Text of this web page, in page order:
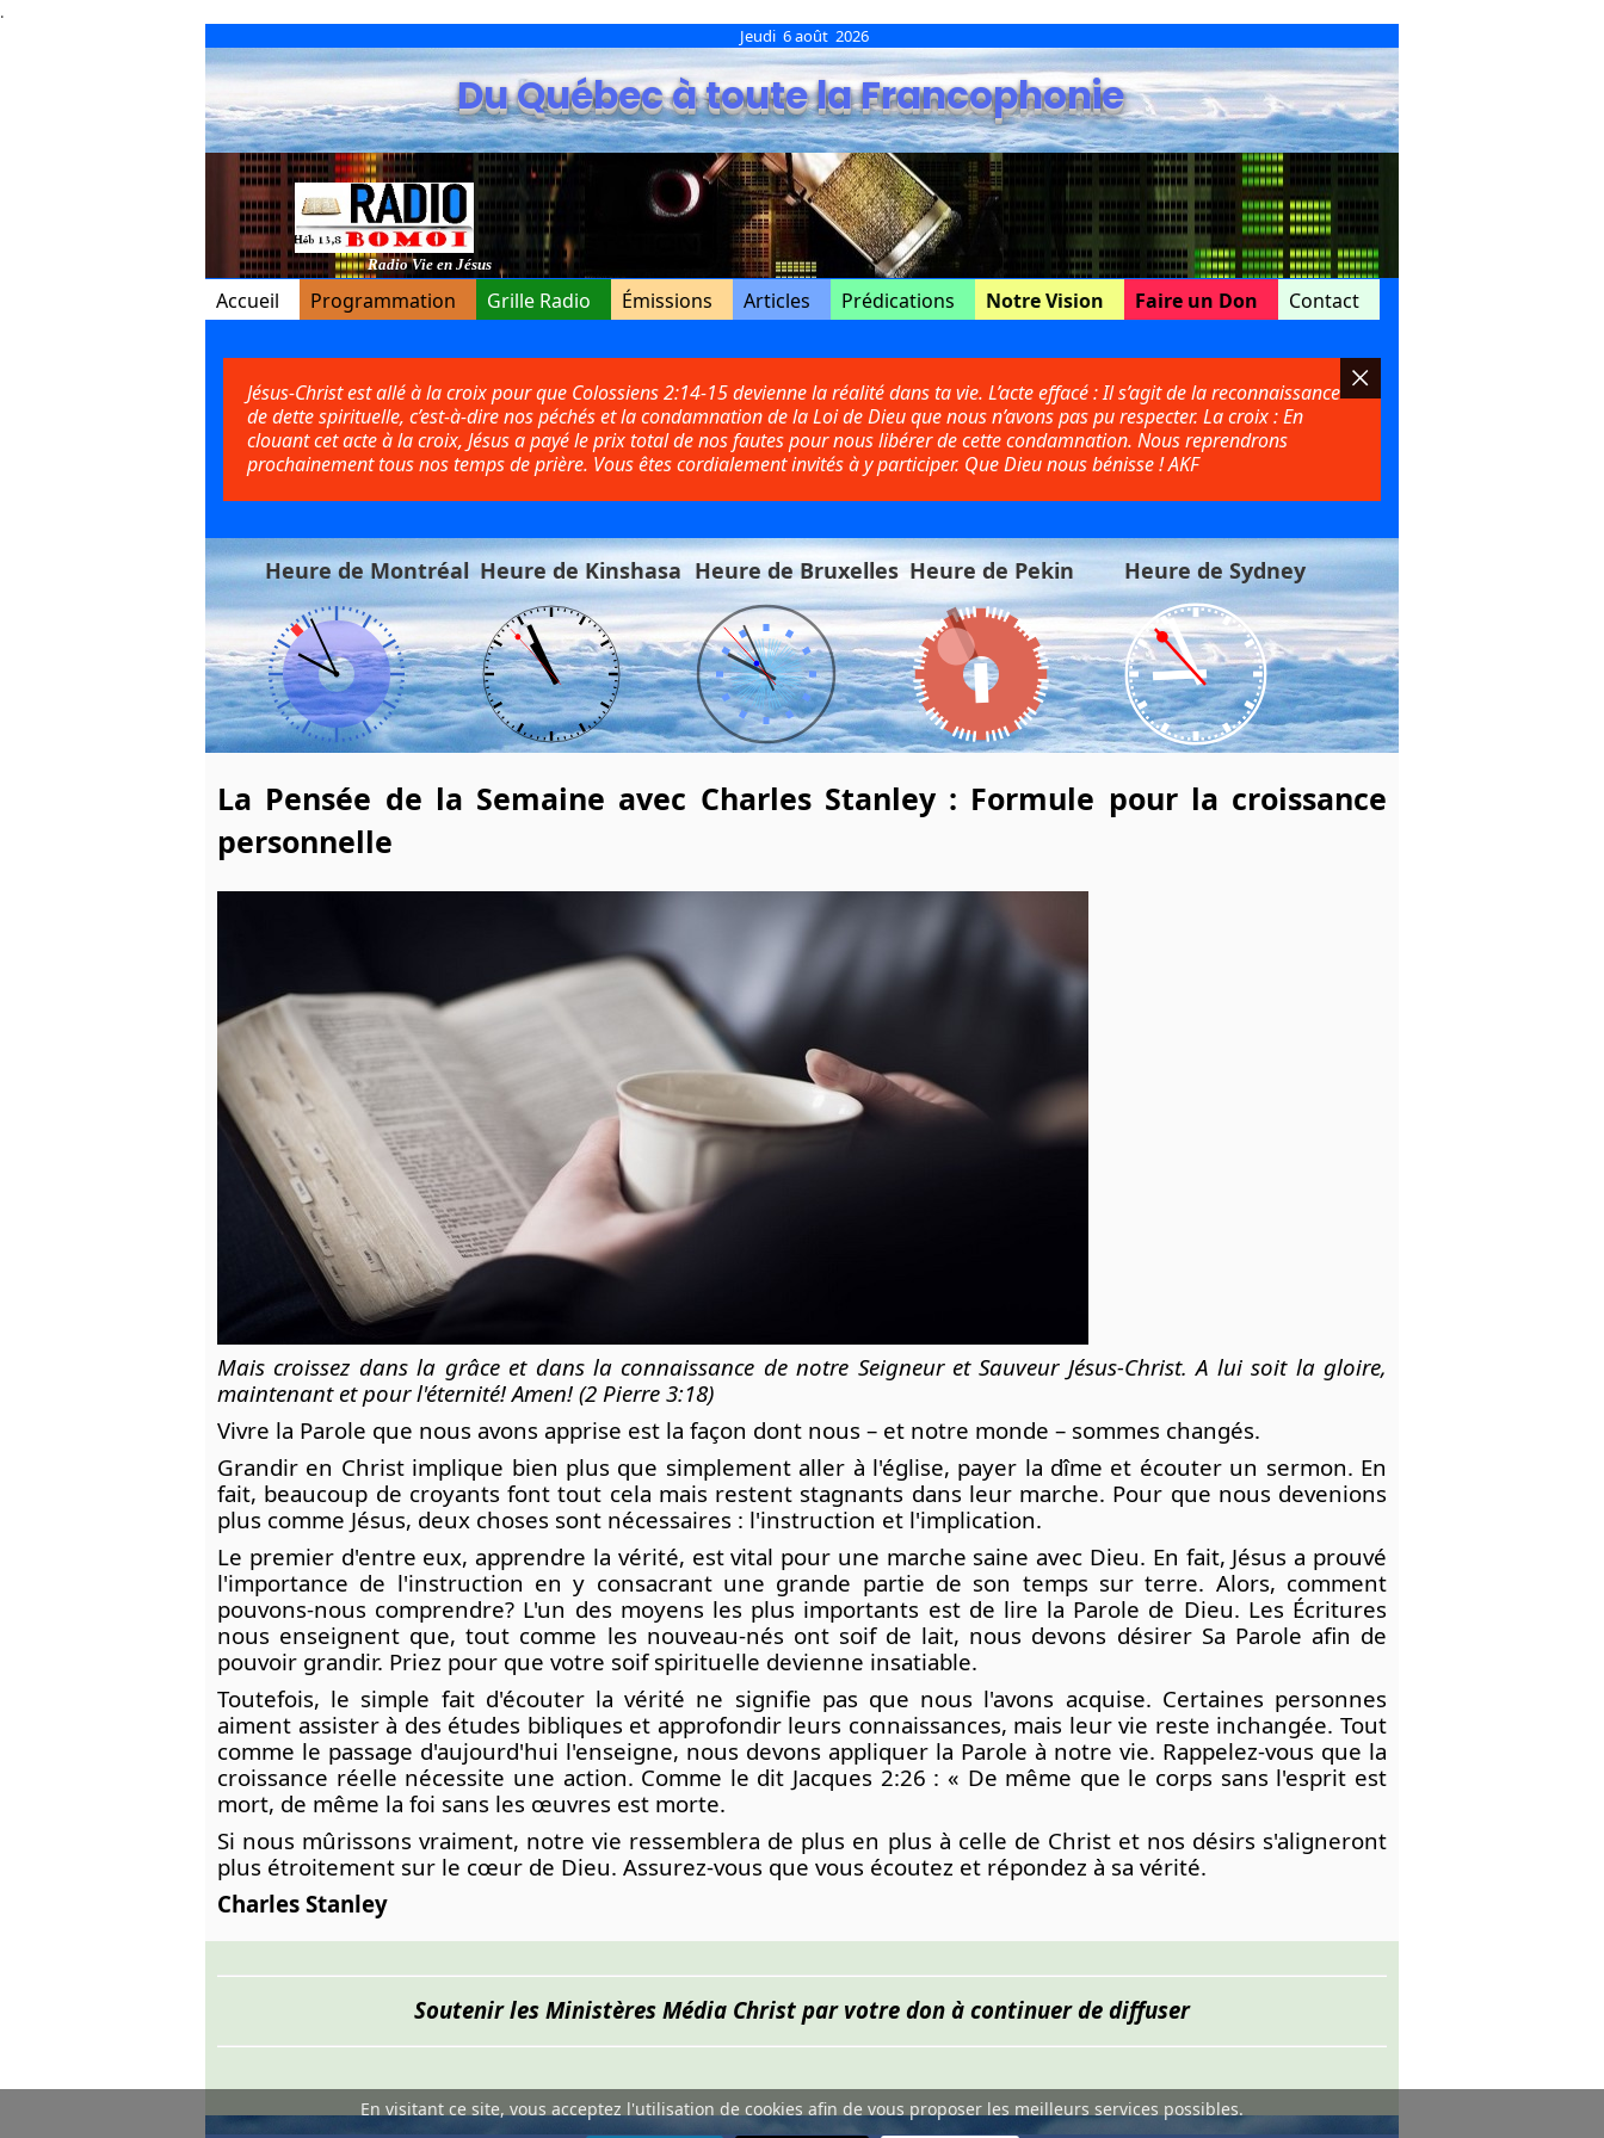
.
Jeudi 6 août 2026
Du Québec à toute la Francophonie
Radio Vie en Jésus
Accueil Programmation Grille Radio Émissions Articles Prédications Notre Vision Faire un Don Contact
Jésus-Christ est allé à la croix pour que Colossiens 2:14-15 devienne la réalité dans ta vie. L’acte effacé : Il s’agit de la reconnaissance
de dette spirituelle, c’est-à-dire nos péchés et la condamnation de la Loi de Dieu que nous n’avons pas pu respecter. La croix : En
clouant cet acte à la croix, Jésus a payé le prix total de nos fautes pour nous libérer de cette condamnation. Nous reprendrons
prochainement tous nos temps de prière. Vous êtes cordialement invités à y participer. Que Dieu nous bénisse ! AKF
Heure de Montréal Heure de Kinshasa Heure de Bruxelles Heure de Pekin Heure de Sydney
La Pensée de la Semaine avec Charles Stanley : Formule pour la croissance
personnelle
Mais croissez dans la grâce et dans la connaissance de notre Seigneur et Sauveur Jésus-Christ. A lui soit la gloire,
maintenant et pour l'éternité! Amen! (2 Pierre 3:18)
Vivre la Parole que nous avons apprise est la façon dont nous – et notre monde – sommes changés.
Grandir en Christ implique bien plus que simplement aller à l'église, payer la dîme et écouter un sermon. En
fait, beaucoup de croyants font tout cela mais restent stagnants dans leur marche. Pour que nous devenions
plus comme Jésus, deux choses sont nécessaires : l'instruction et l'implication.
Le premier d'entre eux, apprendre la vérité, est vital pour une marche saine avec Dieu. En fait, Jésus a prouvé
l'importance de l'instruction en y consacrant une grande partie de son temps sur terre. Alors, comment
pouvons-nous comprendre? L'un des moyens les plus importants est de lire la Parole de Dieu. Les Écritures
nous enseignent que, tout comme les nouveau-nés ont soif de lait, nous devons désirer Sa Parole afin de
pouvoir grandir. Priez pour que votre soif spirituelle devienne insatiable.
Toutefois, le simple fait d'écouter la vérité ne signifie pas que nous l'avons acquise. Certaines personnes
aiment assister à des études bibliques et approfondir leurs connaissances, mais leur vie reste inchangée. Tout
comme le passage d'aujourd'hui l'enseigne, nous devons appliquer la Parole à notre vie. Rappelez-vous que la
croissance réelle nécessite une action. Comme le dit Jacques 2:26 : « De même que le corps sans l'esprit est
mort, de même la foi sans les œuvres est morte.
Si nous mûrissons vraiment, notre vie ressemblera de plus en plus à celle de Christ et nos désirs s'aligneront
plus étroitement sur le cœur de Dieu. Assurez-vous que vous écoutez et répondez à sa vérité.
Charles Stanley
Soutenir les Ministères Média Christ par votre don à continuer de diffuser
En visitant ce site, vous acceptez l'utilisation de cookies afin de vous proposer les meilleurs services possibles.